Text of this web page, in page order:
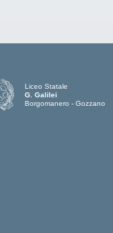
Liceo Statale
G. Galilei
Borgomanero - Gozzano